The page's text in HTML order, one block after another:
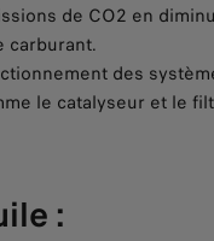
de CO2 en
carburant.
des
le catalyseur et le
: